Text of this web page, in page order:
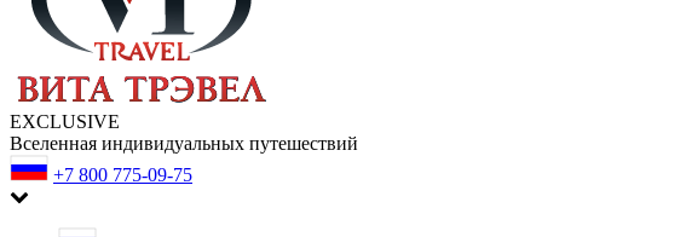
EXCLUSIVE
Вселенная индивидуальных путешествий
+7 800 775-09-75